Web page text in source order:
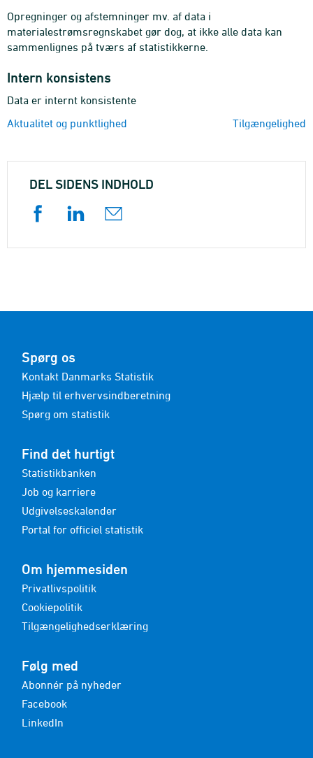
Opregninger og afstemninger mv. af data i
materialestrømsregnskabet gør dog, at ikke alle data kan
sammenlignes på tværs af statistikkerne.
Intern konsistens
Data er internt konsistente
Aktualitet og punktlighed
Tilgængelighed
DEL SIDENS INDHOLD
Spørg os
Kontakt Danmarks Statistik
Hjælp til erhvervsindberetning
Spørg om statistik
Find det hurtigt
Statistikbanken
Job og karriere
Udgivelseskalender
Portal for officiel statistik
Om hjemmesiden
Privatlivspolitik
Cookiepolitik
Tilgængelighedserklæring
Følg med
Abonnér på nyheder
Facebook
LinkedIn